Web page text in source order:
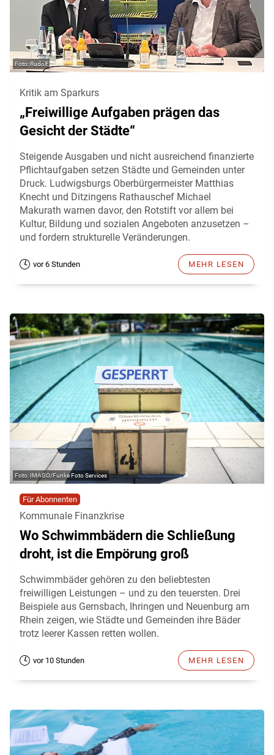
Rudolf
Kritik am Sparkurs
„Freiwillige Aufgaben prägen das
Gesicht der Städte“
Steigende Ausgaben und nicht ausreichend finanzierte
Pflichtaufgaben setzen Städte und Gemeinden unter
Druck. Ludwigsburgs Oberbürgermeister Matthias
Knecht und Ditzingens Rathauschef Michael
Makurath warnen davor, den Rotstift vor allem bei
Kultur, Bildung und sozialen Angeboten anzusetzen –
und fordern strukturelle Veränderungen.
vor 6 Stunden MEHR LESEN
IMAGO/Funke Foto Services
Für Abonnenten
Kommunale Finanzkrise
Wo Schwimmbädern die Schließung
droht, ist die Empörung groß
Schwimmbäder gehören zu den beliebtesten
freiwilligen Leistungen – und zu den teuersten. Drei
Beispiele aus Gernsbach, Ihringen und Neuenburg am
Rhein zeigen, wie Städte und Gemeinden ihre Bäder
trotz leerer Kassen retten wollen.
vor 10 Stunden MEHR LESEN